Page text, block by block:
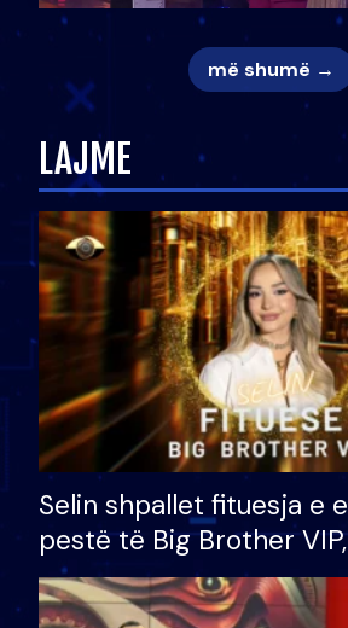
më shumë →
LAJME
Selin shpallet fituesja e
pestë të Big Brother
çmimin e madh prej